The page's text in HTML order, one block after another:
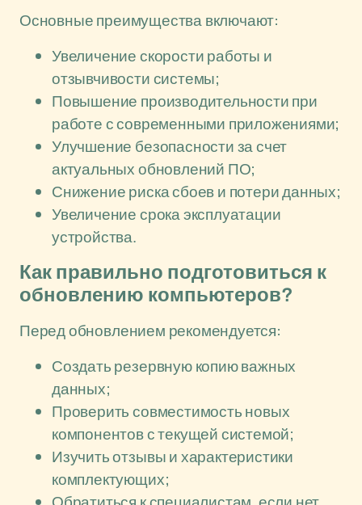
Основные преимущества включают:
Увеличение скорости работы и
отзывчивости системы;
Повышение производительности при
работе с современными приложениями;
Улучшение безопасности за счет
актуальных обновлений ПО;
Снижение риска сбоев и потери данных;
Увеличение срока эксплуатации
устройства.
Как правильно подготовиться к
обновлению компьютеров?
Перед обновлением рекомендуется:
Создать резервную копию важных
данных;
Проверить совместимость новых
компонентов с текущей системой;
Изучить отзывы и характеристики
комплектующих;